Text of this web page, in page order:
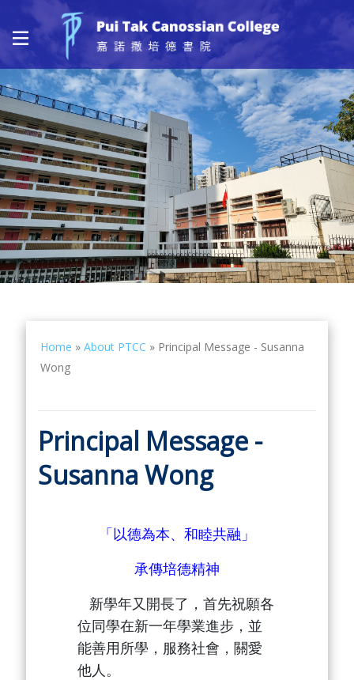
Home » About PTCC » Principal Message - Susanna
Wong
Principal Message -
Susanna Wong
「以德為本、和睦共融」
承傳培德精神
新學年又開長了，首先祝願各
位同學在新一年學業進步，並
能善用所學，服務社會，關愛
他人。